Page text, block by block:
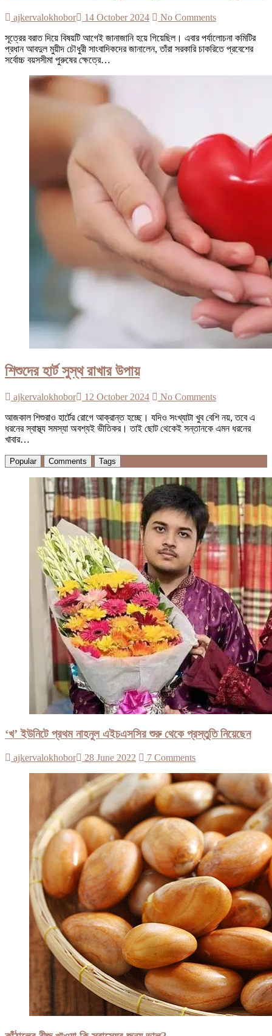
ajkervalokhobor 14 October 2024
No Comments
সূত্রের বরাত দিয়ে বিষয়টি আগেই জানাজানি হয়ে গিয়েছিল। এবার পর্যালোচনা কমিটির
প্রধান আবদুল মুয়ীদ চৌধুরী সাংবাদিকদের জানালেন, তাঁরা সরকারি চাকরিতে প্রবেশের
সর্বোচ্চ বয়সসীমা পুরুষের ক্ষেত্রে…
শিশুদের হার্ট সুস্থ রাখার উপায়
ajkervalokhobor 12 October 2024
No Comments
আজকাল শিশুরাও হার্টের রোগে আক্রান্ত হচ্ছে। যদিও সংখ্যাটা খুব বেশি নয়, তবে এ
ধরনের স্বাস্থ্য সমস্যা অবশ্যই ভীতিকর। তাই ছোট থেকেই সন্তানকে এমন ধরনের
খাবার…
Popular Comments Tags
‘খ’ ইউনিটে প্রথম নাহনুল এইচএসসির শুরু থেকে প্রস্তুতি নিয়েছেন
ajkervalokhobor 28 June 2022 7 Comments